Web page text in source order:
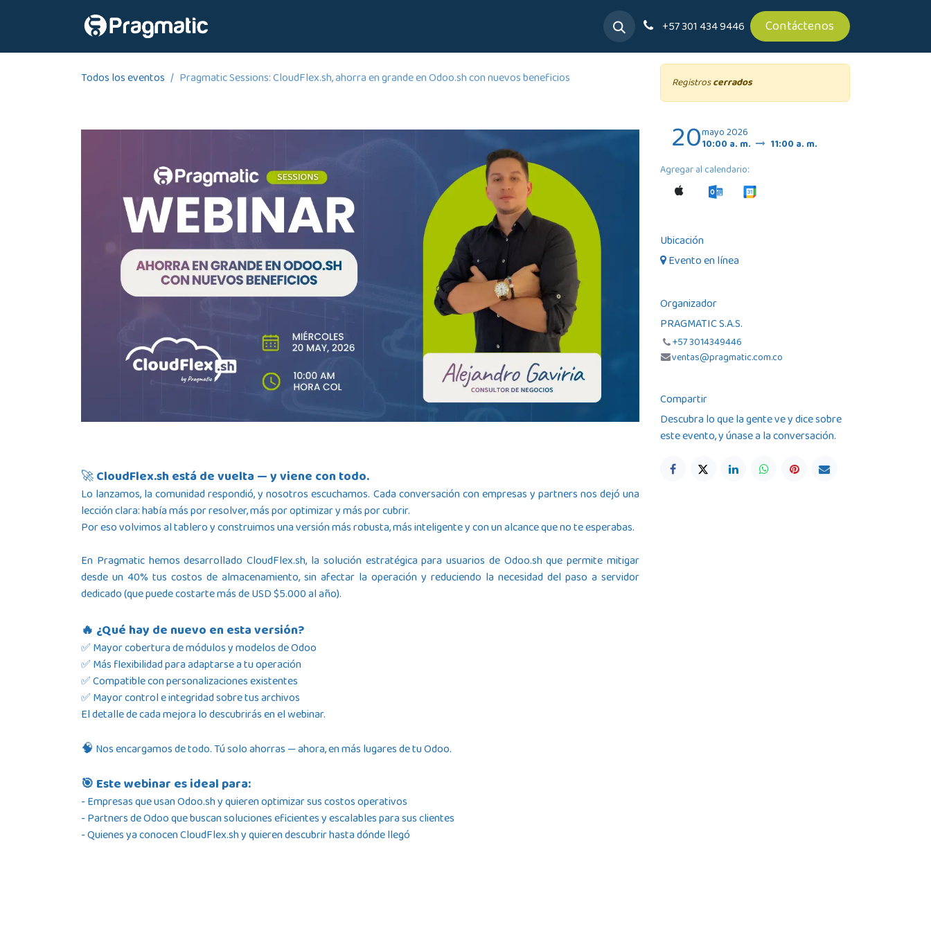
+57 301 434 9446 Contáctenos
Todos los eventos Pragmatic Sessions: CloudFlex.sh, ahorra en grande en Odoo.sh con nuevos beneficios
🚀CloudFlex.sh está de vuelta — y viene con todo.
Lo lanzamos, la comunidad respondió, y nosotros escuchamos. Cada conversación con empresas y partners nos dejó una
lección clara: había más por resolver, más por optimizar y más por cubrir.
Por eso volvimos al tablero y construimos una versión más robusta, más inteligente y con un alcance que no te esperabas.
En Pragmatic hemos desarrolladoCloudFlex.sh, la solución estratégica para usuarios de Odoo.shque permite mitigar
desde un 40% tus costos de almacenamiento, sin afectar la operación y reduciendo la necesidad del paso a servidor
dedicado (que puede costarte más de USD $5.000 al año).
🔥 ¿Qué hay de nuevo en esta versión?
✅ Mayor cobertura de módulos y modelos de Odoo
✅ Más flexibilidad para adaptarse a tu operación
✅ Compatible con personalizaciones existentes
✅ Mayor control e integridad sobre tus archivos
El detalle de cada mejora lo descubrirás en el webinar.
🧠 Nos encargamos de todo. Tú solo ahorras — ahora, en más lugares de tu Odoo.
🎯 Este webinar es ideal para:
- Empresas que usanOdoo.shy quieren optimizar sus costos operativos
- Partners de Odoo que buscan soluciones eficientes y escalables para sus clientes
- Quienes ya conocenCloudFlex.shy quieren descubrir hasta dónde llegó
Registroscerrados
20mayo 2026
10:00 a. m.
11:00 a. m.
Agregar al calendario:
Ubicación
Evento en línea
Organizador
PRAGMATIC S.A.S.
+57 3014349446
ventas@pragmatic.com.co
Compartir
Descubra lo que la gente ve y dice sobre
este evento, y únase a la conversación.